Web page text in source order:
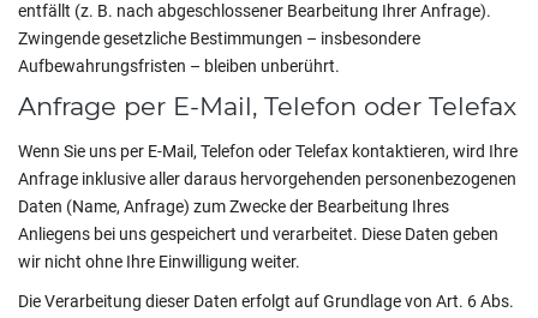
entfällt (z. B. nach abgeschlossener Bearbeitung Ihrer Anfrage).
Zwingende gesetzliche Bestimmungen – insbesondere
Aufbewahrungsfristen – bleiben unberührt.
Anfrage per E-Mail, Telefon oder Telefax
Wenn Sie uns per E-Mail, Telefon oder Telefax kontaktieren, wird Ihre
Anfrage inklusive aller daraus hervorgehenden personenbezogenen
Daten (Name, Anfrage) zum Zwecke der Bearbeitung Ihres
Anliegens bei uns gespeichert und verarbeitet. Diese Daten geben
wir nicht ohne Ihre Einwilligung weiter.
Die Verarbeitung dieser Daten erfolgt auf Grundlage von Art. 6 Abs.